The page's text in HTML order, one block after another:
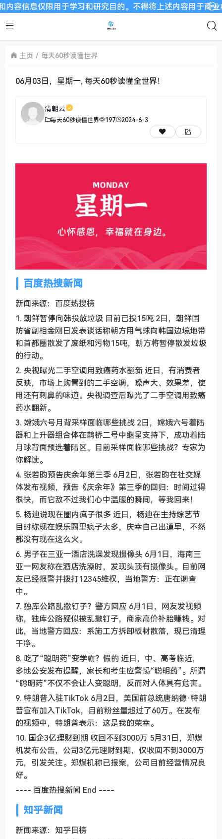
仅限用于学习和研究目的。不得将上述内容用于商业或者
主页 每天60秒读懂世界
06月03日，星期一, 每天60秒读懂全世界！
清朝云
每天60秒读懂世界 197 2024-6-3
百度热搜新闻
新闻来源：百度热搜榜
1. 朝鲜暂停向韩投放垃圾 目前已投15吨 2日，朝鲜国
防省副相金刚日发表谈话称朝方用气球向韩国边境地带
和首都圈散发了废纸和污物15吨，朝方将暂停散发垃圾
的行动。
2. 央视曝光二手空调用致癌药水翻新 近日，有消费者
反映，市场上购置到的二手空调，噪声大、效果差，使
用还有刺鼻的味道。央视调查后曝光了二手空调用致癌
药水翻新。
3. 嫦娥六号月背采样面临哪些挑战 2日，嫦娥六号着陆
器和上升器组合体在鹊桥二号中继星支持下，成功着陆
月球背面预选着陆区。目前采样面临哪些挑战？专家为
你解读。
4. 张若昀预告庆余年第三季 6月2日，张若昀在社交媒
体发布视频，预告《庆余年》第三季的回归：时间过得
很快，而它敌不过我们心中温暖的瞬间，等我回来！
5. 杨迪说现在圈内疯子很多 近日，杨迪在主持综艺节
目时称现在娱乐圈里疯子太多，庆幸自己出道早，不然
都没有现在这么火。
6. 男子在三亚一酒店洗澡发现摄像头 6月1日，海南三
亚一网友称在酒店洗澡时，发现头顶有摄像头。目前网
友已经报警并拨打12345维权，当地警方：正在调查
中。
7. 独库公路乱撒钉子？警方回应 6月1日，网友发视频
称，独库公路疑似被乱撒钉子，商家高价补胎赚钱。对
此，当地警方回应：系施工方拆卸板材散落，现已清理
干净。
8. 吃了“聪明药”变学霸？假的 近日，中、高考临近，
多地公安发布提醒，家长和考生应警惕“聪明药”。所谓
“聪明药”不仅不会让人变聪明，反而对人体具有危害。
9. 特朗普入驻TikTok 6月2日，美国前总统唐纳德·特朗
普宣布加入TikTok，目前粉丝量超过了60万。在发布
的视频中，特朗普表示：这是我的荣幸。
10. 国企3亿理财到期 收回不到3000万 5月31日，郑煤
机发布公告，公司3亿元理财到期，仅收回不到3000万
元，引发关注。郑煤机称已报案，公司目前经营情况良
好。
---- 百度热搜新闻 End ----
知乎新闻
新闻来源：知乎日榜